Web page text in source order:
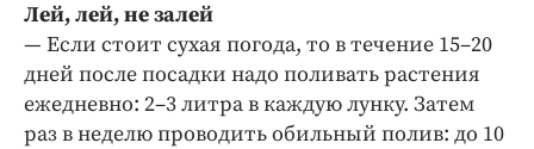
Лей, лей, не залей
— Если стоит сухая погода, то в течение 15–20
дней после посадки надо поливать растения
ежедневно: 2–3 литра в каждую лунку. Затем
раз в неделю проводить обильный полив: до 10